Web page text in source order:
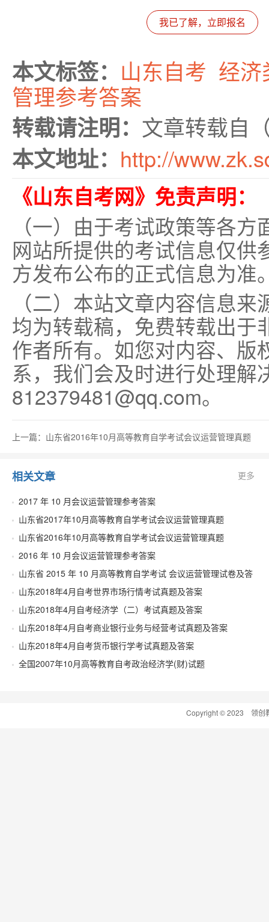
我已了解，立即报名
本文标签： 山东自考 经济
管理参考答案
转载请注明： 文章转载自
本文地址： http://
《山东自考网》免责声明：
（一）由于考试政策等各
网站所提供的考试信息仅
方发布公布的正式信息为准
（二）本站文章内容信息
均为转载稿，免费转载出于
作者所有。如您对内容、版
系，我们会及时进行处理解
812379481@qq.com。
上一篇：山东省2016年10月高等教育自学考试会议运营管理真题
相关文章 更多
2017 年 10 月会议运营管理参考答案
​山东省2017年10月高等教育自学考试会议运营管理真题
山东省2016年10月高等教育自学考试会议运营管理真题
2016 年 10 月会议运营管理参考答案
山东省 2015 年 10 月高等教育自学考试 会议运营管理试卷及答
案山东2018年4月自考世界市场行情考试真题及答案
山东2018年4月自考经济学（二）考试真题及答案
山东2018年4月自考商业银行业务与经营考试真题及答案
山东2018年4月自考货币银行学考试真题及答案
全国2007年10月高等教育自考政治经济学(财)试题
Copyright © 2023 领创